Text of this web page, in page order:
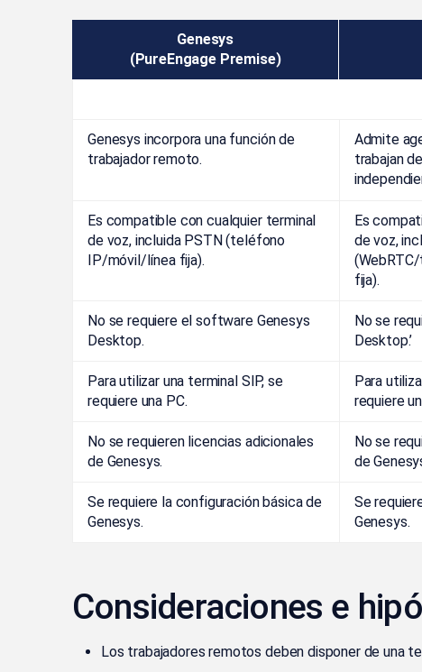
Genesys
(PureEngage Premise)
Genesys incorpora una función de
trabajador remoto.
Admite
trabajan
Es compatible con cualquier terminal
de voz, incluida PSTN (teléfono
IP/móvil/línea fija).
Es
de voz,
fija).
No se requiere el software Genesys
Desktop.
No se
Desktop.’
Para utilizar una terminal SIP, se
requiere una PC.
Para
requiere
No se requieren licencias adicionales
de Genesys.
No se
de
Se requiere la configuración básica de
Genesys.
Se
Genesys.
Consideraciones e
Los trabajadores remotos deben disponer de una